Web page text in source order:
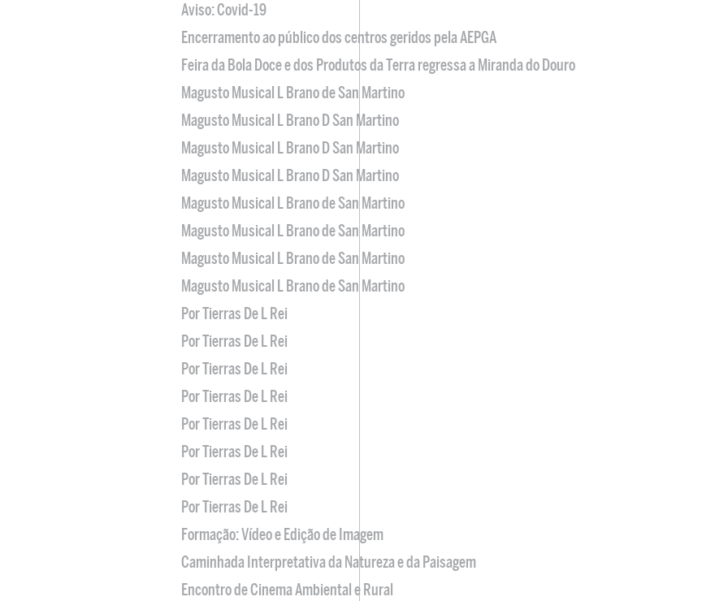
Aviso: Covid-19
Encerramento ao público dos centros geridos pela AEPGA
Feira da Bola Doce e dos Produtos da Terra regressa a Miranda do Douro
Magusto Musical L Brano de San Martino
Magusto Musical L Brano D San Martino
Magusto Musical L Brano D San Martino
Magusto Musical L Brano D San Martino
Magusto Musical L Brano de San Martino
Magusto Musical L Brano de San Martino
Magusto Musical L Brano de San Martino
Magusto Musical L Brano de San Martino
Por Tierras De L Rei
Por Tierras De L Rei
Por Tierras De L Rei
Por Tierras De L Rei
Por Tierras De L Rei
Por Tierras De L Rei
Por Tierras De L Rei
Por Tierras De L Rei
Formação: Vídeo e Edição de Imagem
Caminhada Interpretativa da Natureza e da Paisagem
Encontro de Cinema Ambiental e Rural